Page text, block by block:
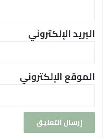
البريد الإلكتروني
الموقع الإلكتروني